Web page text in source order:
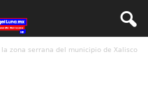
zona serrana del municipio de Xalisco